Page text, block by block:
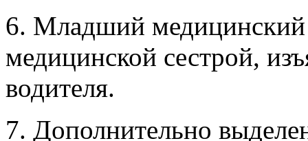
6. Младший
медицинской сестрой,
водителя.
7. Дополнительно